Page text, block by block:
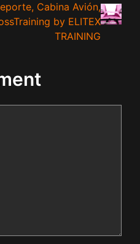
Cabina Avión,
by ELITEX
TRAINING